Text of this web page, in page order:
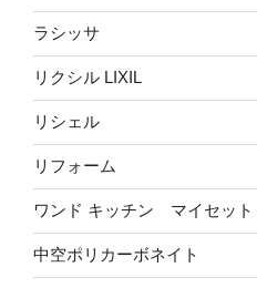
ラシッサ
リクシル LIXIL
リシェル
リフォーム
ワンド キッチン マイセット
中空ポリカーボネイト